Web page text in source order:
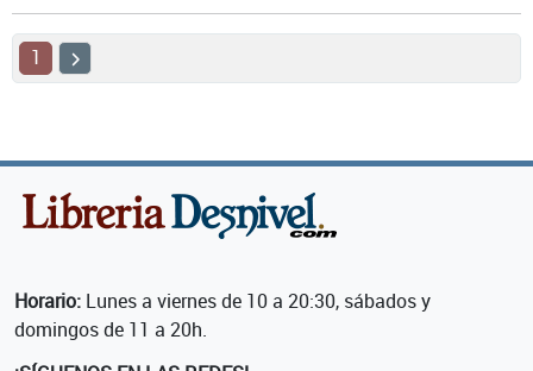
1
Horario: Lunes a viernes de 10 a 20:30, sábados y
domingos de 11 a 20h.